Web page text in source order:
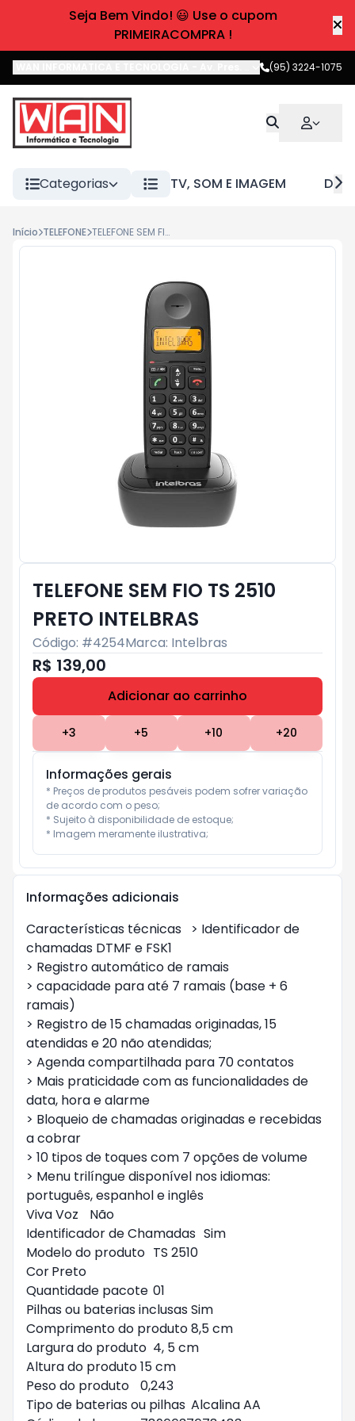
Seja Bem Vindo! 😃 Use o cupom
PRIMEIRACOMPRA !
Av. Pres. Castelo Branco,Boa
(95) 3224-1075
Categorias TV, SOM E IMAGEM
Início TELEFONE TELEFONE SEM FIO TS 2510 PRETO INTELBRAS
TELEFONE SEM FIO TS 2510
PRETO INTELBRAS
Código: #4254Marca: Intelbras
R$ 139,00
Adicionar ao carrinho
+3 +5 +10 +20
Informações gerais
* Preços de produtos pesáveis podem sofrer variação
de acordo com o peso;
* Sujeito à disponibilidade de estoque;
* Imagem meramente ilustrativa;
Informações adicionais
Características técnicas	> Identificador de
chamadas DTMF e FSK1
> Registro automático de ramais
> capacidade para até 7 ramais (base + 6
ramais)
> Registro de 15 chamadas originadas, 15
atendidas e 20 não atendidas;
> Agenda compartilhada para 70 contatos
> Mais praticidade com as funcionalidades de
data, hora e alarme
> Bloqueio de chamadas originadas e recebidas
a cobrar
> 10 tipos de toques com 7 opções de volume
> Menu trilíngue disponível nos idiomas:
português, espanhol e inglês
Viva Voz	Não
Identificador de Chamadas	Sim
Modelo do produto	TS 2510
Cor	Preto
Quantidade pacote	01
Pilhas ou baterias inclusas	Sim
Comprimento do produto	8,5 cm
Largura do produto	4, 5 cm
Altura do produto	15 cm
Peso do produto	0,243
Tipo de baterias ou pilhas	Alcalina AA